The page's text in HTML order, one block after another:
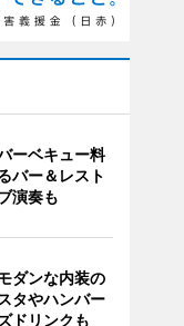
ーベキュー料
バー＆レスト
演奏も
ダンな内装の
タやハンバー
ドリンクも